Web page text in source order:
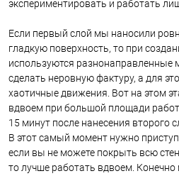
экспериментировать и работать
Если первый слой мы наносили
гладкую поверхность, то при
используются разнонаправленные
сделать неровную фактуру, а для
хаотичные движения. Вот на этом
вдвоем при большой площади
15 минут после нанесения второго
В этот самый момент нужно
если вы не можете покрыть всю
то лучше работать вдвоем.